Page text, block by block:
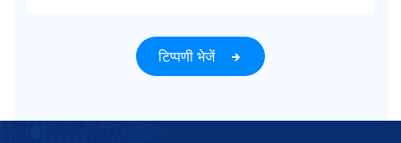
टिप्पणी भेजें